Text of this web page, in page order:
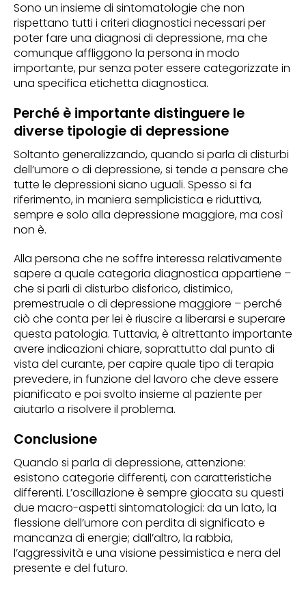
Sono un insieme di sintomatologie che non
rispettano tutti i criteri diagnostici necessari per
poter fare una diagnosi di depressione, ma che
comunque affliggono la persona in modo
importante, pur senza poter essere categorizzate in
una specifica etichetta diagnostica.
Perché è importante distinguere le
diverse tipologie di depressione
Soltanto generalizzando, quando si parla di disturbi
dell’umore o di depressione, si tende a pensare che
tutte le depressioni siano uguali. Spesso si fa
riferimento, in maniera semplicistica e riduttiva,
sempre e solo alla depressione maggiore, ma così
non è.
Alla persona che ne soffre interessa relativamente
sapere a quale categoria diagnostica appartiene –
che si parli di disturbo disforico, distimico,
premestruale o di depressione maggiore – perché
ciò che conta per lei è riuscire a liberarsi e superare
questa patologia. Tuttavia, è altrettanto importante
avere indicazioni chiare, soprattutto dal punto di
vista del curante, per capire quale tipo di terapia
prevedere, in funzione del lavoro che deve essere
pianificato e poi svolto insieme al paziente per
aiutarlo a risolvere il problema.
Conclusione
Quando si parla di depressione, attenzione:
esistono categorie differenti, con caratteristiche
differenti. L’oscillazione è sempre giocata su questi
due macro-aspetti sintomatologici: da un lato, la
flessione dell’umore con perdita di significato e
mancanza di energie; dall’altro, la rabbia,
l’aggressività e una visione pessimistica e nera del
presente e del futuro.